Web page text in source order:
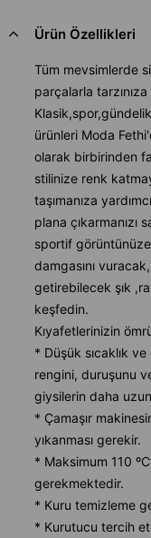
Ürün Özellikleri
Tüm mevsimlerde
parçalarla
ürünleri Moda
olarak birbirinden
stilinize renk
taşımanıza
plana çıkarmanızı
sportif
damgasını
getirebilecek şık
keşfedin.
Kıyafetlerinizin
* Düşük sıcaklık
rengini, duruşunu
giysilerin daha
* Çamaşır
yıkanması gerekir.
* Maksimum 110
gerekmektedir.
* Kuru temizleme
* Kurutucu tercih